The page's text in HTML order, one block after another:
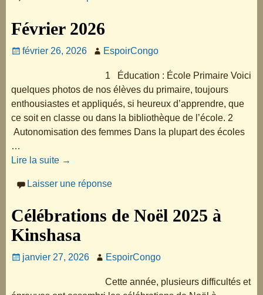
Février 2026
février 26, 2026 EspoirCongo
1 Éducation : École Primaire Voici
quelques photos de nos élèves du primaire, toujours
enthousiastes et appliqués, si heureux d’apprendre, que
ce soit en classe ou dans la bibliothèque de l’école. 2
Autonomisation des femmes Dans la plupart des écoles
…
Lire la suite →
Laisser une réponse
Célébrations de Noël 2025 à
Kinshasa
janvier 27, 2026 EspoirCongo
Cette année, plusieurs difficultés et